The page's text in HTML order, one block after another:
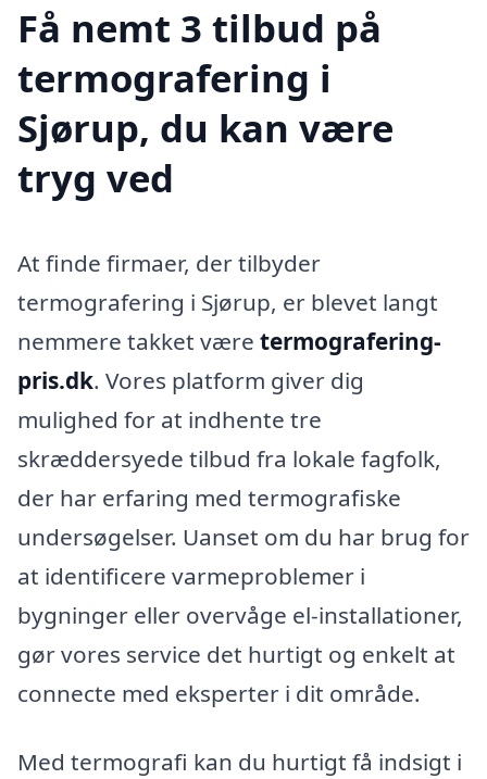
Få nemt 3 tilbud på
termografering i
Sjørup, du kan være
tryg ved
At finde firmaer, der tilbyder
termografering i Sjørup, er blevet langt
nemmere takket være termografering-
pris.dk. Vores platform giver dig
mulighed for at indhente tre
skræddersyede tilbud fra lokale fagfolk,
der har erfaring med termografiske
undersøgelser. Uanset om du har brug for
at identificere varmeproblemer i
bygninger eller overvåge el-installationer,
gør vores service det hurtigt og enkelt at
connecte med eksperter i dit område.
Med termografi kan du hurtigt få indsigt i